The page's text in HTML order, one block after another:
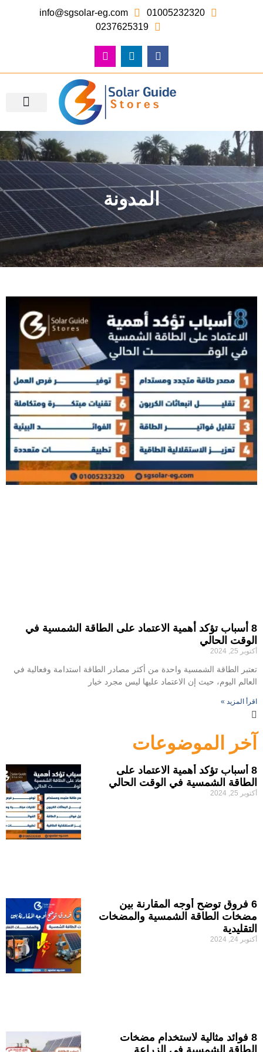
01005232320
info@sgsolar-eg.com
0237625319
المدونة
8 أسباب تؤكد أهمية الاعتماد على الطاقة الشمسية في
الوقت الحالي
أكتوبر 25, 2024
تعتبر الطاقة الشمسية واحدة من أكثر مصادر الطاقة استدامة وفعالية في
العالم اليوم، حيث إن الاعتماد عليها ليس مجرد خيار
اقرأ المزيد »
آخر الموضوعات
8 أسباب تؤكد أهمية الاعتماد على
الطاقة الشمسية في الوقت الحالي
أكتوبر 25, 2024
6 فروق توضح أوجه المقارنة بين
مضخات الطاقة الشمسية والمضخات
التقليدية
أكتوبر 24, 2024
8 فوائد مثالية لاستخدام مضخات